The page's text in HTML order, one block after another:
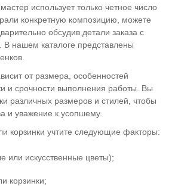
использует только четное число
конкретную композицию, можете
обсудив детали заказа с
нашем каталоге представлены
от размера, особенностей
и срочности выполнения работы. Вы
различных размеров и стилей, чтобы
и уважение к усопшему.
корзинки учтите следующие факторы:
или искусственные цветы);
корзинки;